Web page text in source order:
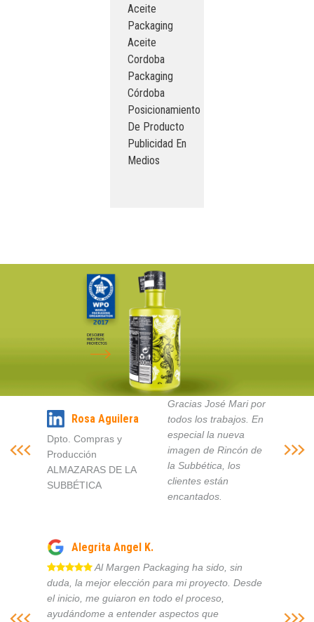
Aceite
Packaging
Aceite
Cordoba
Packaging
Córdoba
Posicionamiento
De Producto
Publicidad En
Medios
DESCUBRE
NUESTROS
PROYECTOS
Rosa Aguilera
Dpto. Compras y
Producción
ALMAZARAS DE LA
SUBBÉTICA
Gracias José Mari por
todos los trabajos. En
especial la nueva
imagen de Rincón de
la Subbética, los
clientes están
encantados.
Alegrita Angel K.
Al Margen Packaging ha sido, sin
duda, la mejor elección para mi proyecto. Desde
el inicio, me guiaron en todo el proceso,
ayudándome a entender aspectos que